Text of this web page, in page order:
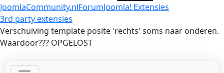
JoomlaCommunity.nlForumJoomla! Extensies
3rd party extensies
Verschuiving template posite 'rechts' soms naar onderen.
Waardoor??? OPGELOST